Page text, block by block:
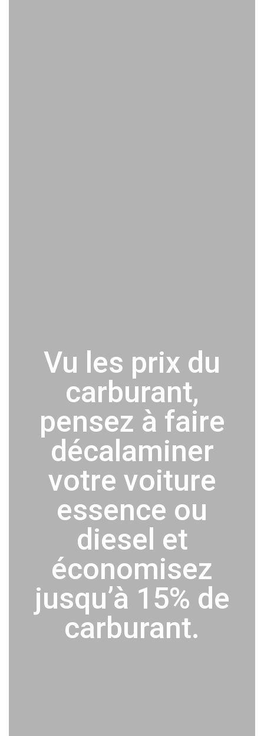
Vu les prix du
carburant,
pensez à faire
décalaminer
votre voiture
essence ou
diesel et
économisez
jusqu’à 15% de
carburant.